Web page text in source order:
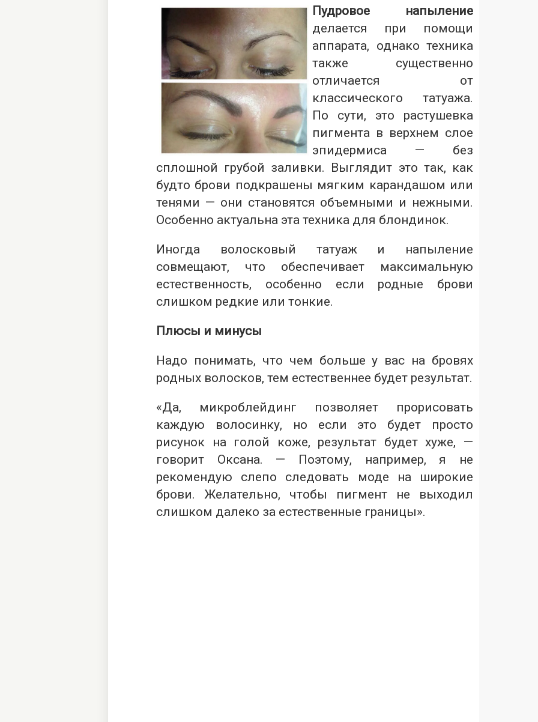
Пудровое напыление
делается при помощи
аппарата, однако техника
также существенно
отличается от
классического татуажа.
По сути, это растушевка
пигмента в верхнем слое
эпидермиса — без
сплошной грубой заливки. Выглядит это так, как
будто брови подкрашены мягким карандашом или
тенями — они становятся объемными и нежными.
Особенно актуальна эта техника для блондинок.
Иногда волосковый татуаж и напыление
совмещают, что обеспечивает максимальную
естественность, особенно если родные брови
слишком редкие или тонкие.
Плюсы и минусы
Надо понимать, что чем больше у вас на бровях
родных волосков, тем естественнее будет результат.
«Да, микроблейдинг позволяет прорисовать
каждую волосинку, но если это будет просто
рисунок на голой коже, результат будет хуже, —
говорит Оксана. — Поэтому, например, я не
рекомендую слепо следовать моде на широкие
брови. Желательно, чтобы пигмент не выходил
слишком далеко за естественные границы».